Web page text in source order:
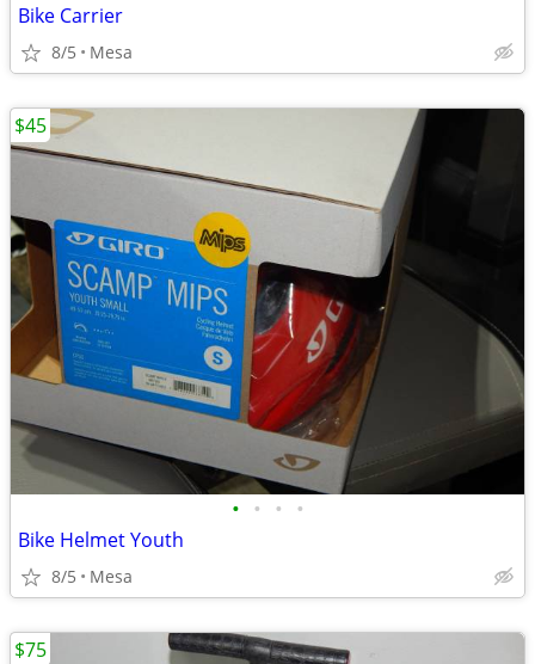
Bike Carrier
8/5 Mesa
• • • •
Bike Helmet Youth
8/5 Mesa
$45
$75